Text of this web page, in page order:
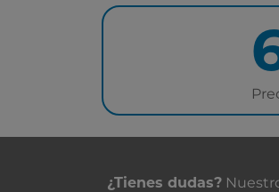
Contacta
¿Tienes dudas?